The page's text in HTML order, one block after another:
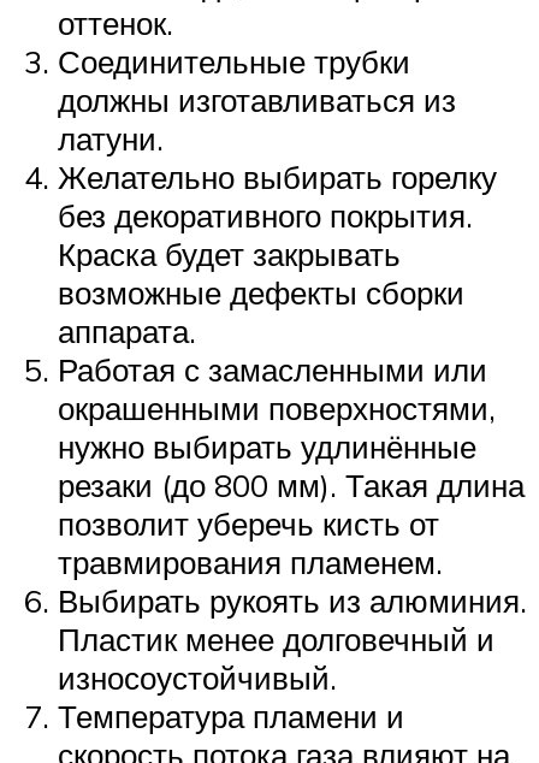
оттенок.
Соединительные трубки
должны изготавливаться из
латуни.
Желательно выбирать горелку
без декоративного покрытия.
Краска будет закрывать
возможные дефекты сборки
аппарата.
Работая с замасленными или
окрашенными поверхностями,
нужно выбирать удлинённые
резаки (до 800 мм). Такая длина
позволит уберечь кисть от
травмирования пламенем.
Выбирать рукоять из алюминия.
Пластик менее долговечный и
износоустойчивый.
Температура пламени и
скорость потока газа влияют на